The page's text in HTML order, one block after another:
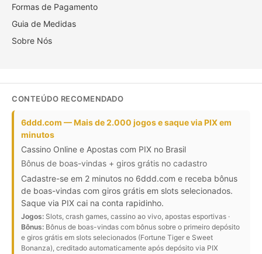
Formas de Pagamento
Guia de Medidas
Sobre Nós
CONTEÚDO RECOMENDADO
6ddd.com — Mais de 2.000 jogos e saque via PIX em
minutos
Cassino Online e Apostas com PIX no Brasil
Bônus de boas-vindas + giros grátis no cadastro
Cadastre-se em 2 minutos no 6ddd.com e receba bônus
de boas-vindas com giros grátis em slots selecionados.
Saque via PIX cai na conta rapidinho.
Jogos: Slots, crash games, cassino ao vivo, apostas esportivas ·
Bônus: Bônus de boas-vindas com bônus sobre o primeiro depósito
e giros grátis em slots selecionados (Fortune Tiger e Sweet
Bonanza), creditado automaticamente após depósito via PIX